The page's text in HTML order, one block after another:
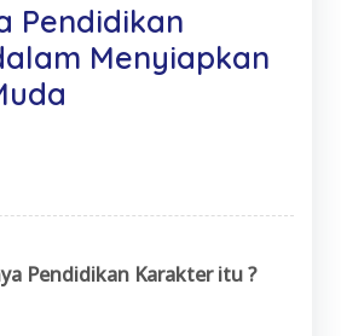
Pendidikan
Menyiapkan
Pendidikan Karakter itu ?